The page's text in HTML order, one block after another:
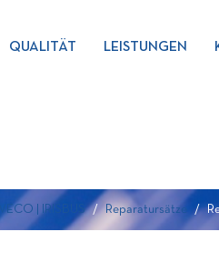
QUALITÄT LEISTUNGEN
IVECO | IRISBUS Reparatursätze